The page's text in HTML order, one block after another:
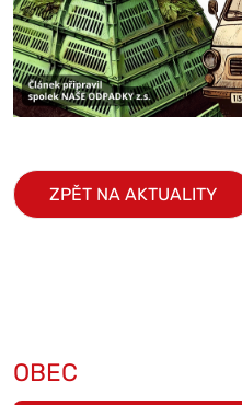
ZPĚT NA AKTUALITY
OBEC